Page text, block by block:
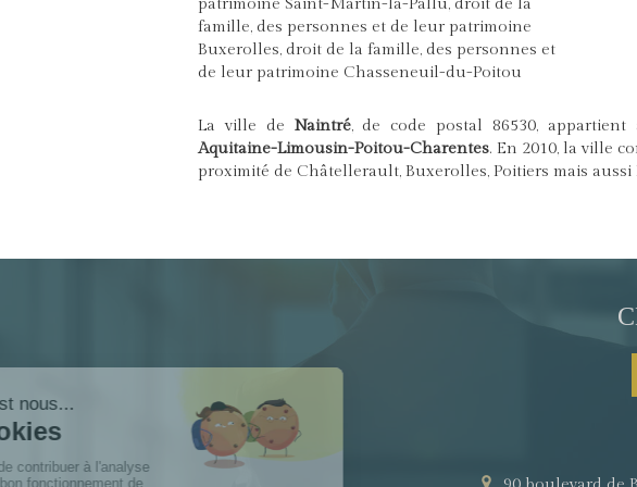
patrimoine Saint-Martin-la-Pallu, droit de la
famille, des personnes et de leur patrimoine
Buxerolles, droit de la famille, des personnes et
de leur patrimoine Chasseneuil-du-Poitou
La ville de Naintré, de code postal 86530, appartient
Aquitaine-Limousin-Poitou-Charentes. En 2010, la ville
proximité de Châtellerault, Buxerolles, Poitiers mais